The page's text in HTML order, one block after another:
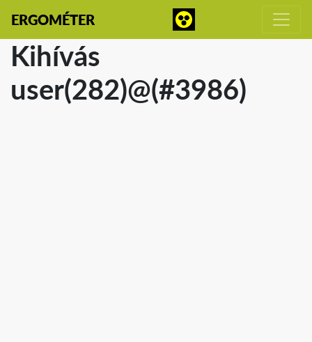
ERGOMÉTER
Kihívás
user(282)@(#3986)